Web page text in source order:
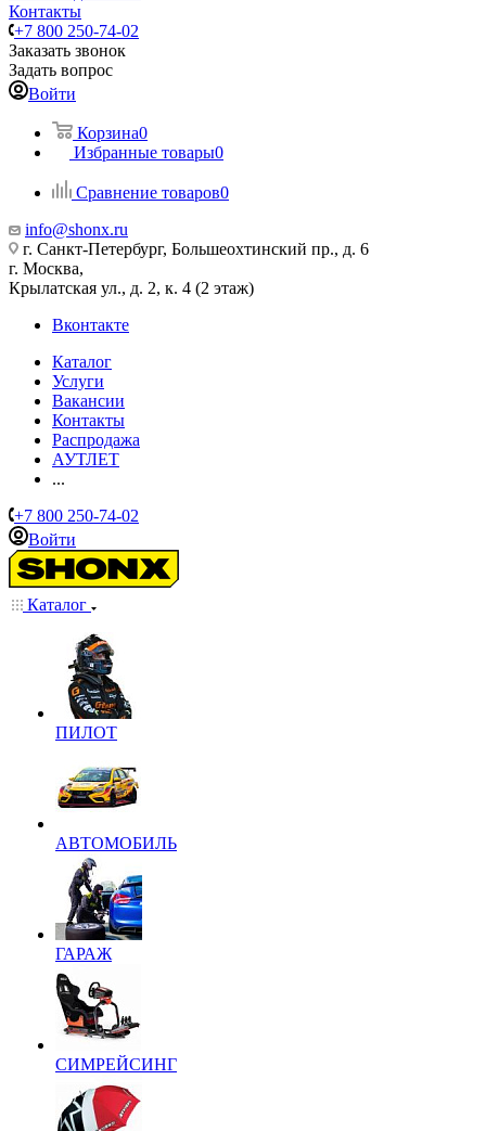
Контакты
+7 800 250-74-02
Заказать звонок
Задать вопрос
Войти
Корзина0
Избранные товары0
Сравнение товаров0
info@shonx.ru
г. Санкт-Петербург, Большеохтинский пр., д. 6
г. Москва,
Крылатская ул., д. 2, к. 4 (2 этаж)
Вконтакте
Каталог
Услуги
Вакансии
Контакты
Распродажа
АУТЛЕТ
...
+7 800 250-74-02
Войти
Каталог
ПИЛОТ
АВТОМОБИЛЬ
ГАРАЖ
СИМРЕЙСИНГ